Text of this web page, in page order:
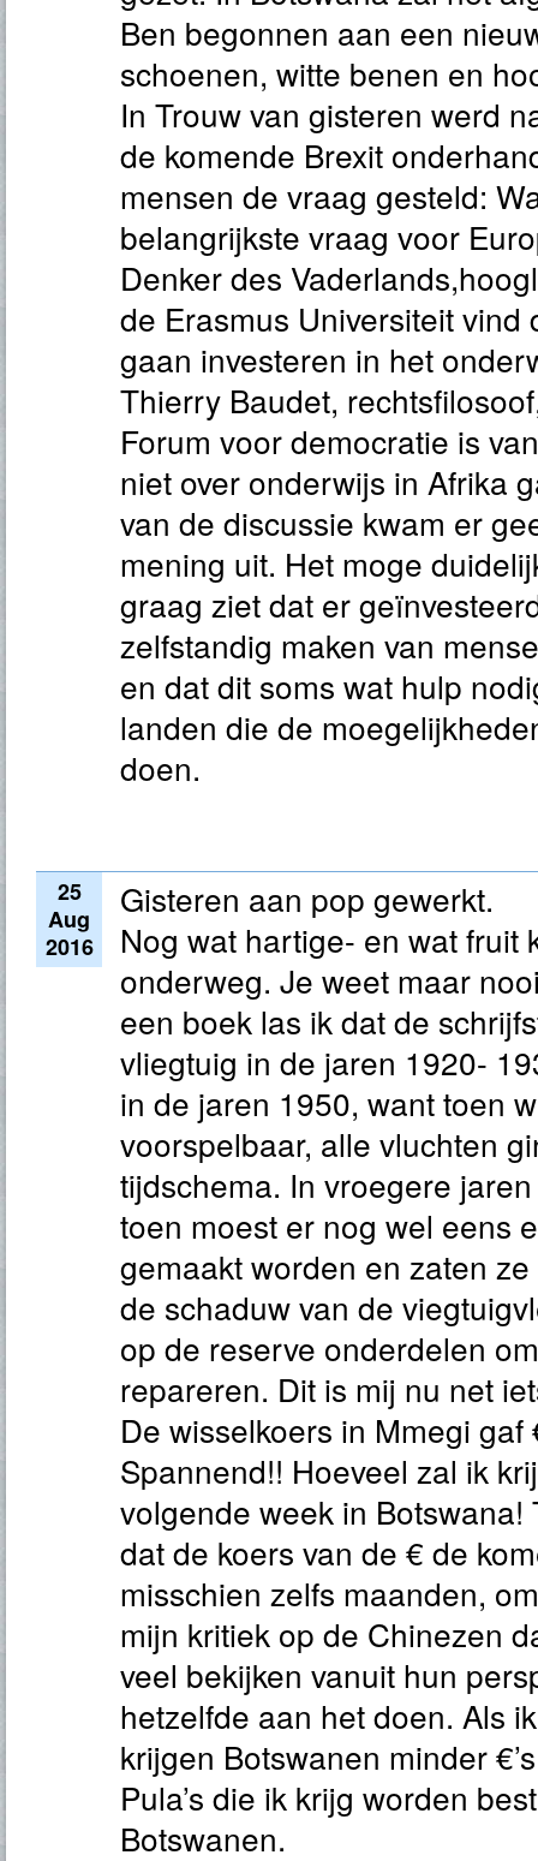
Ben begonnen aan een
schoenen, witte benen en
In Trouw van gisteren werd
de komende Brexit
mensen de vraag gesteld:
belangrijkste vraag voor
Denker des
de Erasmus Universiteit vind
gaan investeren in het
Thierry Baudet,
Forum voor democratie is
niet over onderwijs in Afrika
van de discussie kwam er
mening uit. Het moge
graag ziet dat er
zelfstandig maken van
en dat dit soms wat hulp
landen die de
doen.
25
Aug
2016
Gisteren aan pop gewerkt.
Nog wat hartige- en wat fruit
onderweg. Je weet maar
een boek las ik dat de
vliegtuig in de jaren 1920-
in de jaren 1950, want toen
voorspelbaar, alle vluchten
tijdschema. In vroegere
toen moest er nog wel eens
gemaakt worden en zaten
de schaduw van de
op de reserve onderdelen
repareren. Dit is mij nu net
De wisselkoers in Mmegi
Spannend!! Hoeveel zal ik
volgende week in Botswana!
dat de koers van de € de
misschien zelfs maanden,
mijn kritiek op de Chinezen
veel bekijken vanuit hun
hetzelfde aan het doen. Als
krijgen Botswanen minder
Pula’s die ik krijg worden
Botswanen.